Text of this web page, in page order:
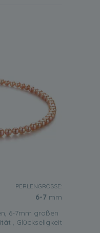
PERLENGRÖSSE:
6-7 mm
6-7mm großen
, Glückseligkeit